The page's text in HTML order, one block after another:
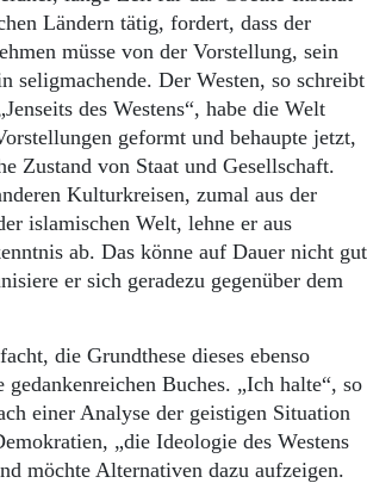
Abonnent werden
Abo Prämien
Archiv
Mediadaten
Kontakt
Impressum
Datenschutz
Ländern tätig, fordert, dass der
müsse von der Vorstellung, sein
seligmachende. Der Westen, so schreibt
des Westens“, habe die Welt
geformt und behaupte jetzt,
Zustand von Staat und Gesellschaft.
Kulturkreisen, zumal aus der
islamischen Welt, lehne er aus
ab. Das könne auf Dauer nicht gut
er sich geradezu gegenüber dem
die Grundthese dieses ebenso
Buches. „Ich halte“, so
einer Analyse der geistigen Situation
„die Ideologie des Westens
möchte Alternativen dazu aufzeigen.